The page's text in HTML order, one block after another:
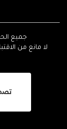
جميع
لا مانع من